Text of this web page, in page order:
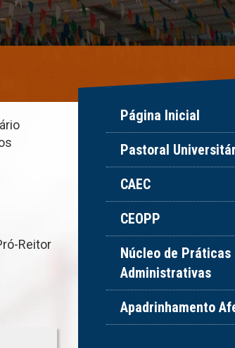
Reitor
Página Inicial
Pastoral
CAEC
CEOPP
Núcleo de Práticas
Administrativas
Apadrinhamento